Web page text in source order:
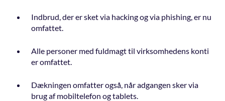
Indbrud, der er sket via hacking og via phishing, er nu
omfattet.
Alle personer med fuldmagt til virksomhedens konti
er omfattet.
Dækningen omfatter også, når adgangen sker via
brug af mobiltelefon og tablets.